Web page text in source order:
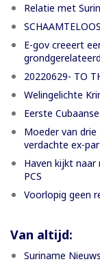
Relatie met
SCHAAMTELOOS
E-gov creeert
20220629- TO
Welingelichte
Eerste
Moeder van
verdachte ex-
Haven kijkt
PCS
Voorlopig geen
Van altijd:
Suriname